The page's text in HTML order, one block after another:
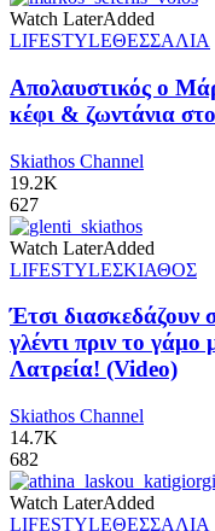
Watch LaterAdded
LIFESTYLEΘΕΣΣΑΛΙΑ
Απολαυστικός ο
κέφι & ζωντάνια
Skiathos Channel
19.2K
627
Watch LaterAdded
LIFESTYLEΣΚΙΑΘΟΣ
Έτσι
γλέντι πριν το
Λατρεία! (Video)
Skiathos Channel
14.7K
682
Watch LaterAdded
LIFESTYLEΘΕΣΣΑΛΙΑ